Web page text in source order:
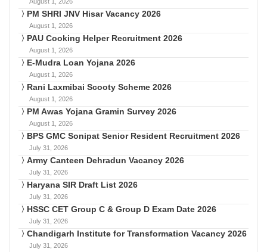
PM SHRI JNV Hisar Vacancy 2026
August 1, 2026
PAU Cooking Helper Recruitment 2026
August 1, 2026
E-Mudra Loan Yojana 2026
August 1, 2026
Rani Laxmibai Scooty Scheme 2026
August 1, 2026
PM Awas Yojana Gramin Survey 2026
August 1, 2026
BPS GMC Sonipat Senior Resident Recruitment 2026
July 31, 2026
Army Canteen Dehradun Vacancy 2026
July 31, 2026
Haryana SIR Draft List 2026
July 31, 2026
HSSC CET Group C & Group D Exam Date 2026
July 31, 2026
Chandigarh Institute for Transformation Vacancy 2026
July 31, 2026